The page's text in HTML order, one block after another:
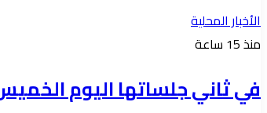
الأخبار المحلية
منذ 15 ساعة
في ثاني جلساتها اليوم